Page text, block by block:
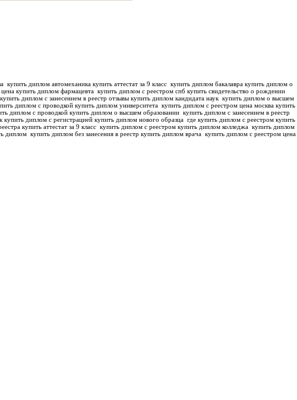
купить диплом автомеханика купить аттестат за 9 класс купить диплом бакалавра купить диплом о
купить диплом фармацевта купить диплом с реестром спб купить свидетельство о рождении
купить диплом с занесением в реестр отзывы купить диплом кандидата наук купить диплом о высшем
диплом с проводкой купить диплом университета купить диплом с реестром цена москва купить
диплом с проводкой купить диплом о высшем образовании купить диплом с занесением в реестр
купить диплом с регистрацией купить диплом нового образца где купить диплом с реестром купить
купить аттестат за 9 класс купить диплом с реестром купить диплом колледжа купить диплом
диплом купить диплом без занесения в реестр купить диплом врача купить диплом с реестром цена